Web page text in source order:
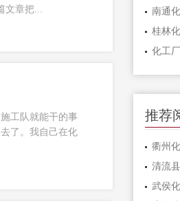
章把...
工队就能干的事
了。我自己在化
推荐